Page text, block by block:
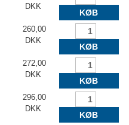
DKK
KØB
260,00
DKK
KØB
272,00
DKK
KØB
296,00
DKK
KØB